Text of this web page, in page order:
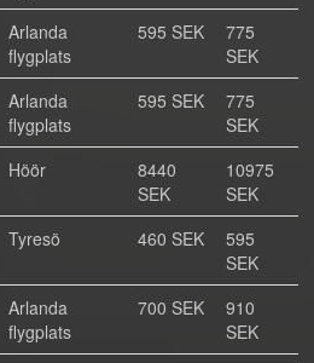
Arlanda
flygplats
595 SEK
775
SEK
Arlanda
flygplats
595 SEK
775
SEK
Höör
8440
SEK
10975
SEK
Tyresö 460 SEK
595
SEK
Arlanda
flygplats
700 SEK
910
SEK